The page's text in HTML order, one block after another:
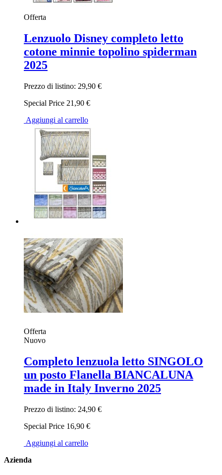
Offerta
Lenzuolo Disney completo letto
cotone minnie topolino spiderman
2025
Prezzo di listino: 29,90 €
Special Price 21,90 €
Aggiungi al carrello
Offerta
Nuovo
Completo lenzuola letto SINGOLO
un posto Flanella BIANCALUNA
made in Italy Inverno 2025
Prezzo di listino: 24,90 €
Special Price 16,90 €
Aggiungi al carrello
Azienda